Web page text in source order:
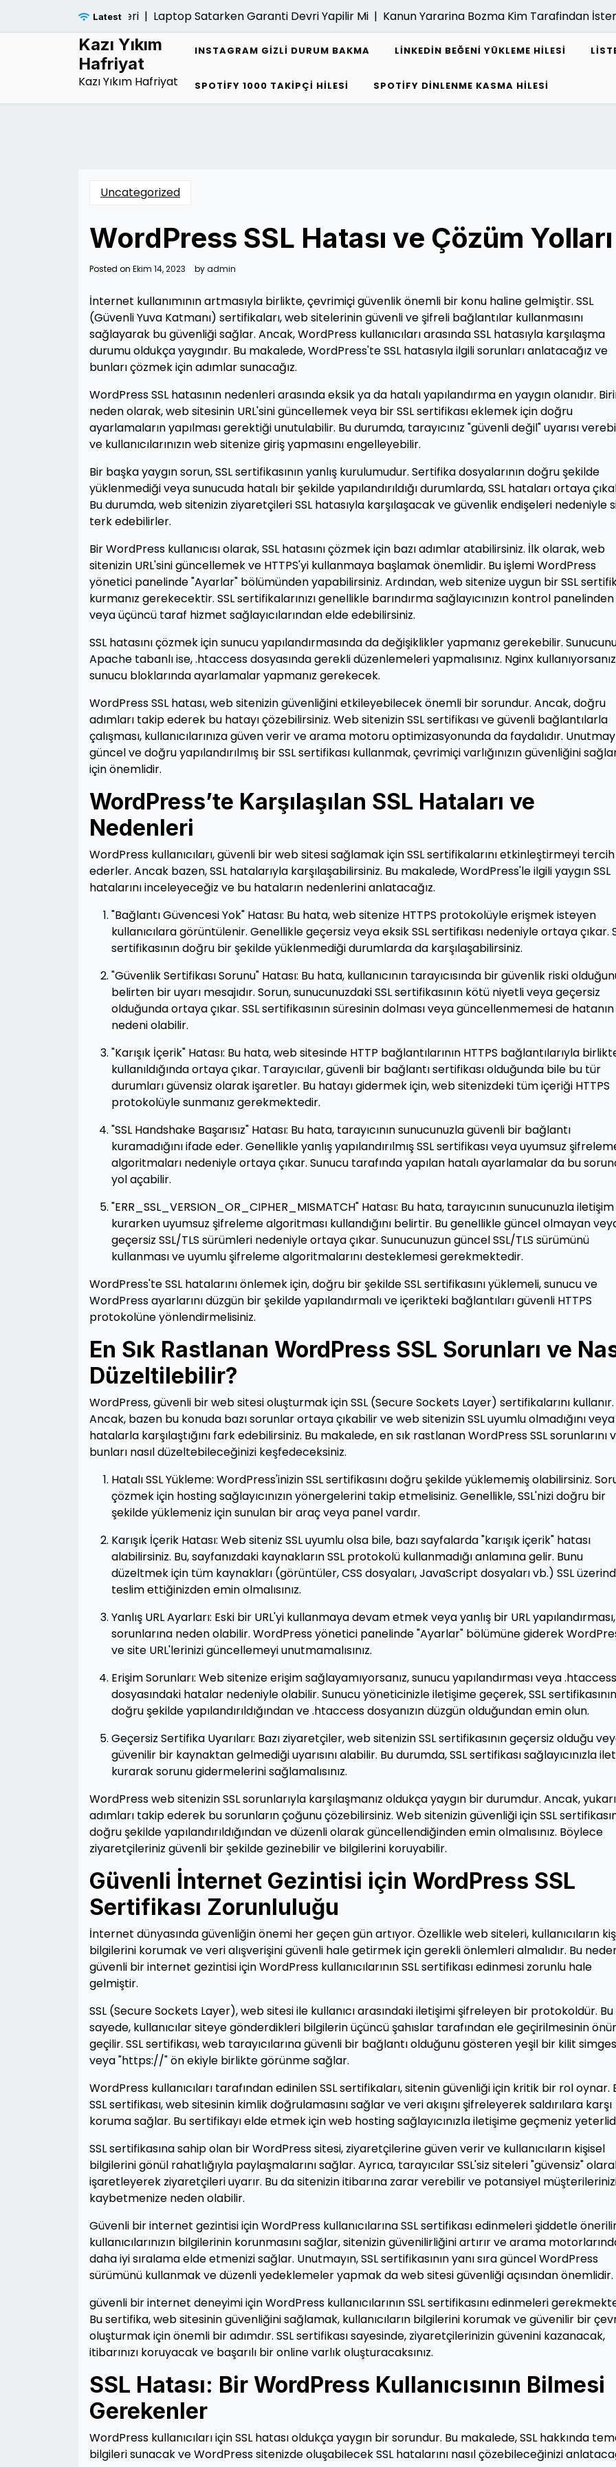
Latest Laptop Satarken Garanti Devri Yapilir Mi |Kanun Yararina Bozma Kim Tarafindan
Kazı Yıkım
Hafriyat
Kazı Yıkım Hafriyat
INSTAGRAM GIZLI DURUM BAKMA LINKEDIN BEĞENI YÜKLEME HILESI
SPOTIFY 1000 TAKIPÇI HILESI SPOTIFY DINLENME KASMA HILESI
Uncategorized
WordPress SSL Hatası ve Çözüm Yolları
Posted on Ekim 14, 2023 byadmin
İnternet kullanımının artmasıyla birlikte, çevrimiçi güvenlik önemli bir konu haline gelmiştir. SSL
(Güvenli Yuva Katmanı) sertifikaları, web sitelerinin güvenli ve şifreli bağlantılar kullanmasını
sağlayarak bu güvenliği sağlar. Ancak, WordPress kullanıcıları arasında SSL hatasıyla karşılaşma
durumu oldukça yaygındır. Bu makalede, WordPress'te SSL hatasıyla ilgili sorunları anlatacağız ve
bunları çözmek için adımlar sunacağız.
WordPress SSL hatasının nedenleri arasında eksik ya da hatalı yapılandırma en yaygın olanıdır.
neden olarak, web sitesinin URL'sini güncellemek veya bir SSL sertifikası eklemek için doğru
ayarlamaların yapılması gerektiği unutulabilir. Bu durumda, tarayıcınız "güvenli değil" uyarısı
ve kullanıcılarınızın web sitenize giriş yapmasını engelleyebilir.
Bir başka yaygın sorun, SSL sertifikasının yanlış kurulumudur. Sertifika dosyalarının doğru şekilde
yüklenmediği veya sunucuda hatalı bir şekilde yapılandırıldığı durumlarda, SSL hataları ortaya
Bu durumda, web sitenizin ziyaretçileri SSL hatasıyla karşılaşacak ve güvenlik endişeleri nedeniyle
terk edebilirler.
Bir WordPress kullanıcısı olarak, SSL hatasını çözmek için bazı adımlar atabilirsiniz. İlk olarak, web
sitenizin URL'sini güncellemek ve HTTPS'yi kullanmaya başlamak önemlidir. Bu işlemi WordPress
yönetici panelinde "Ayarlar" bölümünden yapabilirsiniz. Ardından, web sitenize uygun bir SSL
kurmanız gerekecektir. SSL sertifikalarınızı genellikle barındırma sağlayıcınızın kontrol panelinden
veya üçüncü taraf hizmet sağlayıcılarından elde edebilirsiniz.
SSL hatasını çözmek için sunucu yapılandırmasında da değişiklikler yapmanız gerekebilir.
Apache tabanlı ise, .htaccess dosyasında gerekli düzenlemeleri yapmalısınız. Nginx
sunucu bloklarında ayarlamalar yapmanız gerekecek.
WordPress SSL hatası, web sitenizin güvenliğini etkileyebilecek önemli bir sorundur. Ancak, doğru
adımları takip ederek bu hatayı çözebilirsiniz. Web sitenizin SSL sertifikası ve güvenli bağlantılarla
çalışması, kullanıcılarınıza güven verir ve arama motoru optimizasyonunda da faydalıdır.
güncel ve doğru yapılandırılmış bir SSL sertifikası kullanmak, çevrimiçi varlığınızın güvenliğini
için önemlidir.
WordPress’te Karşılaşılan SSL Hataları ve
Nedenleri
WordPress kullanıcıları, güvenli bir web sitesi sağlamak için SSL sertifikalarını etkinleştirmeyi tercih
ederler. Ancak bazen, SSL hatalarıyla karşılaşabilirsiniz. Bu makalede, WordPress'le ilgili yaygın SSL
hatalarını inceleyeceğiz ve bu hataların nedenlerini anlatacağız.
"Bağlantı Güvencesi Yok" Hatası: Bu hata, web sitenize HTTPS protokolüyle erişmek isteyen
kullanıcılara görüntülenir. Genellikle geçersiz veya eksik SSL sertifikası nedeniyle ortaya çıkar.
sertifikasının doğru bir şekilde yüklenmediği durumlarda da karşılaşabilirsiniz.
"Güvenlik Sertifikası Sorunu" Hatası: Bu hata, kullanıcının tarayıcısında bir güvenlik riski
belirten bir uyarı mesajıdır. Sorun, sunucunuzdaki SSL sertifikasının kötü niyetli veya geçersiz
olduğunda ortaya çıkar. SSL sertifikasının süresinin dolması veya güncellenmemesi de hatanın
nedeni olabilir.
"Karışık İçerik" Hatası: Bu hata, web sitesinde HTTP bağlantılarının HTTPS bağlantılarıyla
kullanıldığında ortaya çıkar. Tarayıcılar, güvenli bir bağlantı sertifikası olduğunda bile bu tür
durumları güvensiz olarak işaretler. Bu hatayı gidermek için, web sitenizdeki tüm içeriği HTTPS
protokolüyle sunmanız gerekmektedir.
"SSL Handshake Başarısız" Hatası: Bu hata, tarayıcının sunucunuzla güvenli bir bağlantı
kuramadığını ifade eder. Genellikle yanlış yapılandırılmış SSL sertifikası veya uyumsuz
algoritmaları nedeniyle ortaya çıkar. Sunucu tarafında yapılan hatalı ayarlamalar da bu
yol açabilir.
"ERR_SSL_VERSION_OR_CIPHER_MISMATCH" Hatası: Bu hata, tarayıcının sunucunuzla iletişim
kurarken uyumsuz şifreleme algoritması kullandığını belirtir. Bu genellikle güncel olmayan
geçersiz SSL/TLS sürümleri nedeniyle ortaya çıkar. Sunucunuzun güncel SSL/TLS sürümünü
kullanması ve uyumlu şifreleme algoritmalarını desteklemesi gerekmektedir.
WordPress'te SSL hatalarını önlemek için, doğru bir şekilde SSL sertifikasını yüklemeli, sunucu ve
WordPress ayarlarını düzgün bir şekilde yapılandırmalı ve içerikteki bağlantıları güvenli HTTPS
protokolüne yönlendirmelisiniz.
En Sık Rastlanan WordPress SSL Sorunları ve
Düzeltilebilir?
WordPress, güvenli bir web sitesi oluşturmak için SSL (Secure Sockets Layer) sertifikalarını kullanır.
Ancak, bazen bu konuda bazı sorunlar ortaya çıkabilir ve web sitenizin SSL uyumlu olmadığını veya
hatalarla karşılaştığını fark edebilirsiniz. Bu makalede, en sık rastlanan WordPress SSL sorunlarını
bunları nasıl düzeltebileceğinizi keşfedeceksiniz.
Hatalı SSL Yükleme: WordPress'inizin SSL sertifikasını doğru şekilde yüklememiş olabilirsiniz.
çözmek için hosting sağlayıcınızın yönergelerini takip etmelisiniz. Genellikle, SSL'nizi doğru bir
şekilde yüklemeniz için sunulan bir araç veya panel vardır.
Karışık İçerik Hatası: Web siteniz SSL uyumlu olsa bile, bazı sayfalarda "karışık içerik" hatası
alabilirsiniz. Bu, sayfanızdaki kaynakların SSL protokolü kullanmadığı anlamına gelir. Bunu
düzeltmek için tüm kaynakları (görüntüler, CSS dosyaları, JavaScript dosyaları vb.) SSL
teslim ettiğinizden emin olmalısınız.
Yanlış URL Ayarları: Eski bir URL'yi kullanmaya devam etmek veya yanlış bir URL yapılandırması,
sorunlarına neden olabilir. WordPress yönetici panelinde "Ayarlar" bölümüne giderek
ve site URL'lerinizi güncellemeyi unutmamalısınız.
Erişim Sorunları: Web sitenize erişim sağlayamıyorsanız, sunucu yapılandırması veya .htaccess
dosyasındaki hatalar nedeniyle olabilir. Sunucu yöneticinizle iletişime geçerek, SSL sertifikasının
doğru şekilde yapılandırıldığından ve .htaccess dosyanızın düzgün olduğundan emin olun.
Geçersiz Sertifika Uyarıları: Bazı ziyaretçiler, web sitenizin SSL sertifikasının geçersiz olduğu
güvenilir bir kaynaktan gelmediği uyarısını alabilir. Bu durumda, SSL sertifikası sağlayıcınızla
kurarak sorunu gidermelerini sağlamalısınız.
WordPress web sitenizin SSL sorunlarıyla karşılaşmanız oldukça yaygın bir durumdur. Ancak,
adımları takip ederek bu sorunların çoğunu çözebilirsiniz. Web sitenizin güvenliği için SSL
doğru şekilde yapılandırıldığından ve düzenli olarak güncellendiğinden emin olmalısınız. Böylece
ziyaretçileriniz güvenli bir şekilde gezinebilir ve bilgilerini koruyabilir.
Güvenli İnternet Gezintisi için WordPress SSL
Sertifikası Zorunluluğu
İnternet dünyasında güvenliğin önemi her geçen gün artıyor. Özellikle web siteleri, kullanıcıların
bilgilerini korumak ve veri alışverişini güvenli hale getirmek için gerekli önlemleri almalıdır. Bu
güvenli bir internet gezintisi için WordPress kullanıcılarının SSL sertifikası edinmesi zorunlu hale
gelmiştir.
SSL (Secure Sockets Layer), web sitesi ile kullanıcı arasındaki iletişimi şifreleyen bir protokoldür. Bu
sayede, kullanıcılar siteye gönderdikleri bilgilerin üçüncü şahıslar tarafından ele geçirilmesinin
geçilir. SSL sertifikası, web tarayıcılarına güvenli bir bağlantı olduğunu gösteren yeşil bir kilit
veya "https://" ön ekiyle birlikte görünme sağlar.
WordPress kullanıcıları tarafından edinilen SSL sertifikaları, sitenin güvenliği için kritik bir rol oynar.
SSL sertifikası, web sitesinin kimlik doğrulamasını sağlar ve veri akışını şifreleyerek saldırılara karşı
koruma sağlar. Bu sertifikayı elde etmek için web hosting sağlayıcınızla iletişime geçmeniz
SSL sertifikasına sahip olan bir WordPress sitesi, ziyaretçilerine güven verir ve kullanıcıların kişisel
bilgilerini gönül rahatlığıyla paylaşmalarını sağlar. Ayrıca, tarayıcılar SSL'siz siteleri "güvensiz"
işaretleyerek ziyaretçileri uyarır. Bu da sitenizin itibarına zarar verebilir ve potansiyel
kaybetmenize neden olabilir.
Güvenli bir internet gezintisi için WordPress kullanıcılarına SSL sertifikası edinmeleri şiddetle
kullanıcılarınızın bilgilerinin korunmasını sağlar, sitenizin güvenilirliğini artırır ve arama
daha iyi sıralama elde etmenizi sağlar. Unutmayın, SSL sertifikasının yanı sıra güncel WordPress
sürümünü kullanmak ve düzenli yedeklemeler yapmak da web sitesi güvenliği açısından önemlidir.
güvenli bir internet deneyimi için WordPress kullanıcılarının SSL sertifikasını edinmeleri
Bu sertifika, web sitesinin güvenliğini sağlamak, kullanıcıların bilgilerini korumak ve güvenilir bir
oluşturmak için önemli bir adımdır. SSL sertifikası sayesinde, ziyaretçilerinizin güvenini kazanacak,
itibarınızı koruyacak ve başarılı bir online varlık oluşturacaksınız.
SSL Hatası: Bir WordPress Kullanıcısının Bilmesi
Gerekenler
WordPress kullanıcıları için SSL hatası oldukça yaygın bir sorundur. Bu makalede, SSL hakkında
bilgileri sunacak ve WordPress sitenizde oluşabilecek SSL hatalarını nasıl çözebileceğinizi